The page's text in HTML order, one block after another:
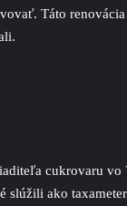
Táto renovácia
cukrovaru
slúžili ako